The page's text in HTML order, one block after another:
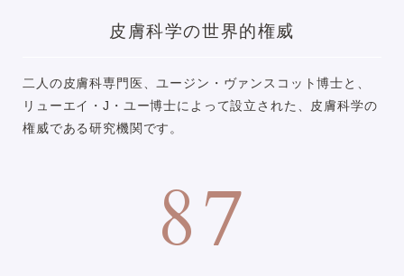
皮膚科学の世界的権威
二人の皮膚科専門医、ユージン・ヴァンスコット博士と、
リューエイ・J・ユー博士によって設立された、皮膚科学の
権威である研究機関です。
87